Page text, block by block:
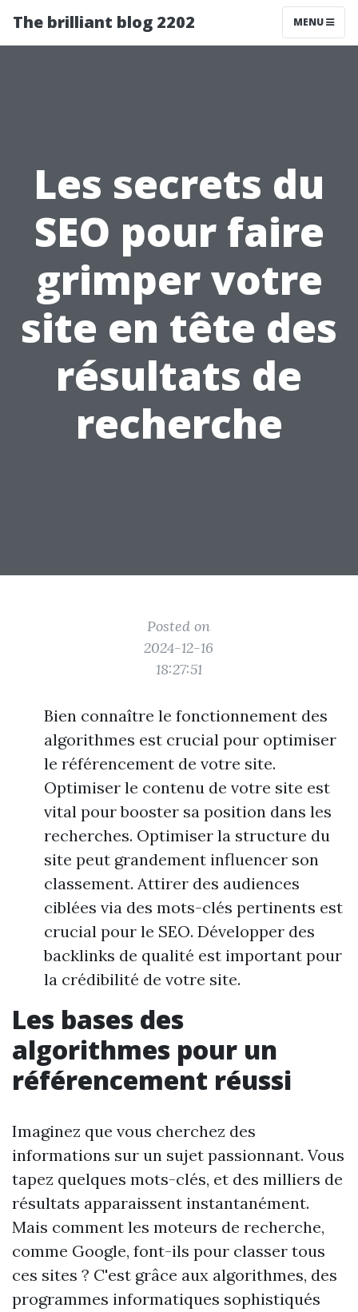
The brilliant blog 2202 MENU
Les secrets du
SEO pour faire
grimper votre
site en tête des
résultats de
recherche
Posted on
2024-12-16
18:27:51
Bien connaître le fonctionnement des
algorithmes est crucial pour optimiser
le référencement de votre site.
Optimiser le contenu de votre site est
vital pour booster sa position dans les
recherches. Optimiser la structure du
site peut grandement influencer son
classement. Attirer des audiences
ciblées via des mots-clés pertinents est
crucial pour le SEO. Développer des
backlinks de qualité est important pour
la crédibilité de votre site.
Les bases des
algorithmes pour un
référencement réussi
Imaginez que vous cherchez des
informations sur un sujet passionnant. Vous
tapez quelques mots-clés, et des milliers de
résultats apparaissent instantanément.
Mais comment les moteurs de recherche,
comme Google, font-ils pour classer tous
ces sites ? C'est grâce aux algorithmes, des
programmes informatiques sophistiqués